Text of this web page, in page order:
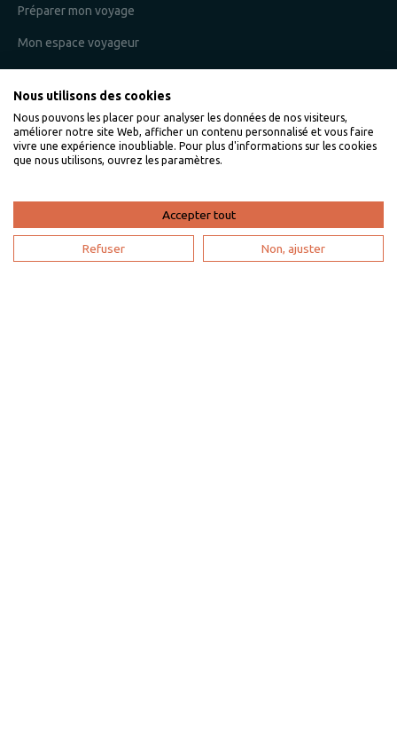
Préparer mon voyage
Mon espace voyageur
L'expertise VillaVEO
Mon espace propriétaire
Nous utilisons des cookies
Nous pouvons les placer pour analyser les données de nos visiteurs,
améliorer notre site Web, afficher un contenu personnalisé et vous faire
vivre une expérience inoubliable. Pour plus d'informations sur les cookies
que nous utilisons, ouvrez les paramètres.
Accepter tout
Refuser Non, ajuster